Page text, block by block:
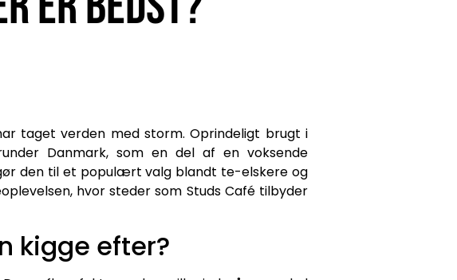
taget verden med storm. Oprindeligt brugt i
Danmark, som en del af en voksende
den til et populært valg blandt te-elskere og
hvor steder som Studs Café tilbyder
kigge efter?